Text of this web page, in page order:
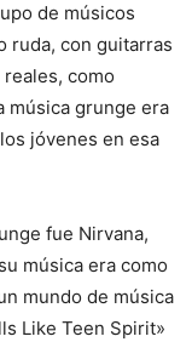
de músicos
ruda, con guitarras
como
música grunge era
jóvenes en esa
fue Nirvana,
música era como
mundo de música
Like Teen Spirit»